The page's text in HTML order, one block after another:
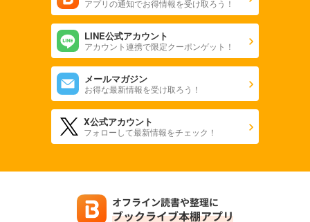
アプリの通知でお得情報を受け取ろう！
LINE公式アカウント
アカウント連携で限定クーポンゲット！
メールマガジン
お得な最新情報を受け取ろう！
X公式アカウント
フォローして最新情報をチェック！